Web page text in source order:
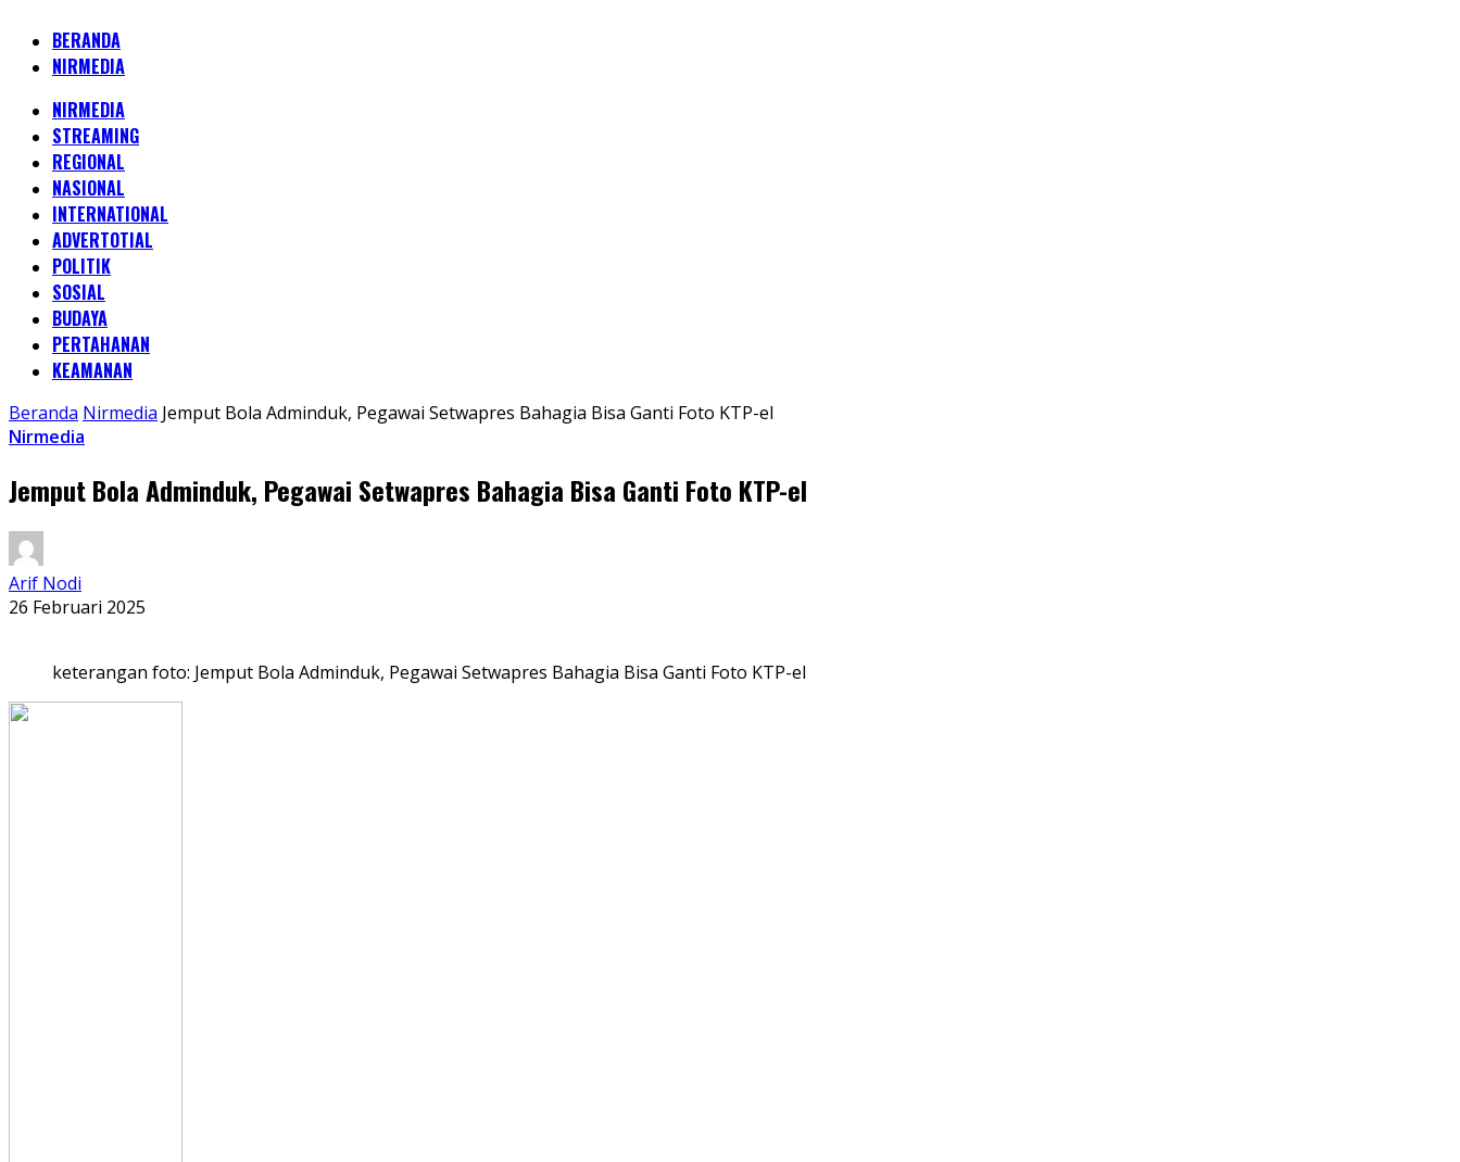
BERANDA
NIRMEDIA
NIRMEDIA
STREAMING
REGIONAL
NASIONAL
INTERNATIONAL
ADVERTOTIAL
POLITIK
SOSIAL
BUDAYA
PERTAHANAN
KEAMANAN
Beranda Nirmedia Jemput Bola Adminduk, Pegawai Setwapres Bahagia Bisa Ganti Foto KTP-el
Nirmedia
Jemput Bola Adminduk, Pegawai Setwapres Bahagia Bisa Ganti Foto KTP-el
Arif Nodi
26 Februari 2025
keterangan foto: Jemput Bola Adminduk, Pegawai Setwapres Bahagia Bisa Ganti Foto KTP-el